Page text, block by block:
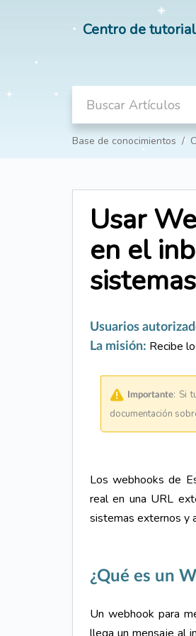
Centro de
Base de conocimientos
Usar
en el
Usuarios
La misión: Recibe
Importante: Si
documentación
Los webhooks de
real en una URL
sistemas externos y
¿Qué es un
Un webhook para